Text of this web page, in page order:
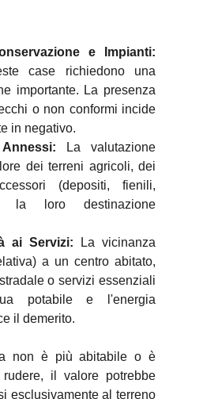
e Impianti:
case richiedono una
importante. La presenza
o non conformi incide
in negativo.
La valutazione
dei terreni agricoli, dei
(depositi, fienili,
la loro destinazione
ai Servizi: La vicinanza
a un centro abitato,
o servizi essenziali
potabile e l'energia
il demerito.
non è più abitabile o è
il valore potrebbe
esclusivamente al terreno